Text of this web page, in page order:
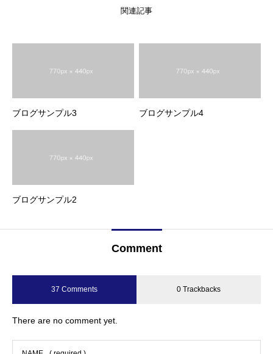
関連記事
ブログサンプル3 ブログサンプル4
ブログサンプル2
Comment
37 Comments 0 Trackbacks
There are no comment yet.